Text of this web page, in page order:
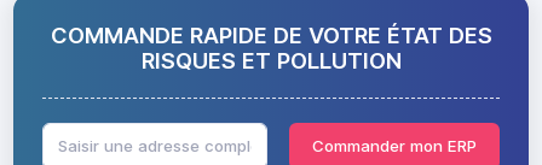
COMMANDE RAPIDE DE VOTRE ÉTAT DES
RISQUES ET POLLUTION
Commander mon ERP